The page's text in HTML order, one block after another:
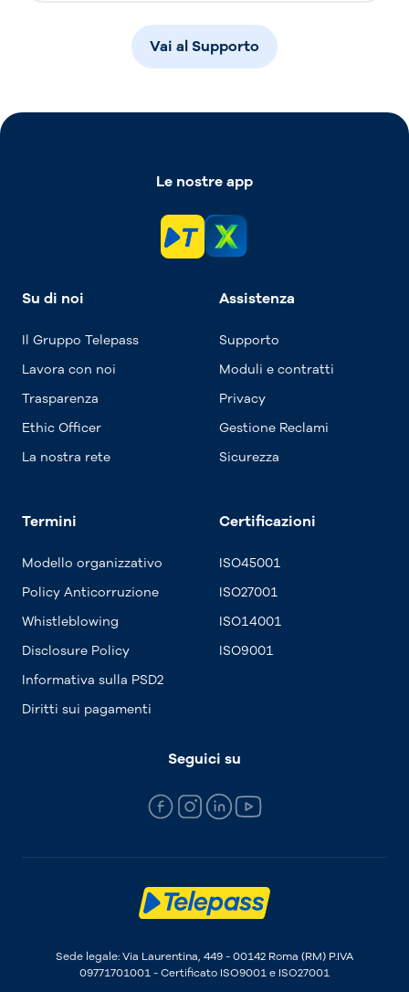
Vai al Supporto
Le nostre app
Su di noi
Il Gruppo Telepass
Lavora con noi
Trasparenza
Ethic Officer
La nostra rete
Assistenza
Supporto
Moduli e contratti
Privacy
Gestione Reclami
Sicurezza
Termini
Modello organizzativo
Policy Anticorruzione
Whistleblowing
Disclosure Policy
Informativa sulla PSD2
Diritti sui pagamenti
Certificazioni
ISO45001
ISO27001
ISO14001
ISO9001
Seguici su
Sede legale: Via Laurentina, 449 - 00142 Roma (RM) P.IVA
09771701001 - Certificato ISO9001 e ISO27001